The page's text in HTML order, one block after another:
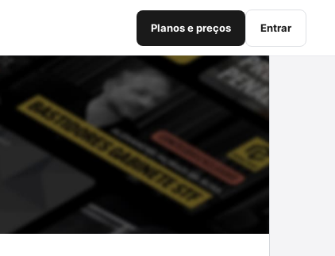
Planos e preços Entrar